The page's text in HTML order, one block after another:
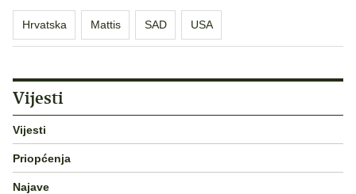
Hrvatska Mattis SAD USA
Vijesti
Vijesti
Priopćenja
Najave